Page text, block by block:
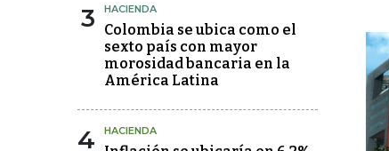
3 HACIENDA
Colombia se ubica como el
sexto país con mayor
morosidad bancaria en la
América Latina
4 HACIENDA